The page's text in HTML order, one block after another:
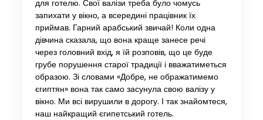
для готелю. Свої валізи треба було чомусь
запихати у вікно, а всередині працівник їх
приймав. Гарний арабський звичай! Коли одна
дівчина сказала, що вона краще занесе речі
через головний вхід, я їй розповів, що це буде
грубе порушення старої традиції і вважатиметься
образою. Зі словами «Добре, не ображатимемо
єгиптян» вона так само засунула свою валізу у
вікно. Ми всі вирушили в дорогу. І так знайомтеся,
наш найкращий єгипетський готель.